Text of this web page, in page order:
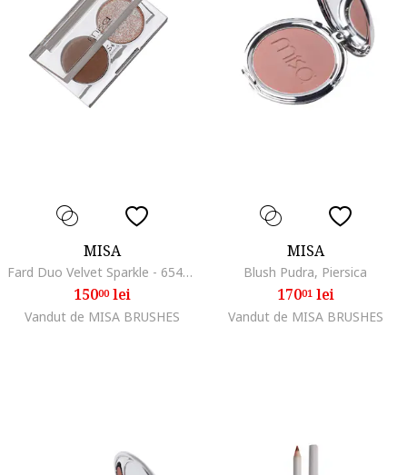
MISA
Fard Duo Velvet Sparkle - 65487, Harmony
15000lei
Vandut de MISA BRUSHES
MISA
Blush Pudra, Piersica
17001lei
Vandut de MISA BRUSHES